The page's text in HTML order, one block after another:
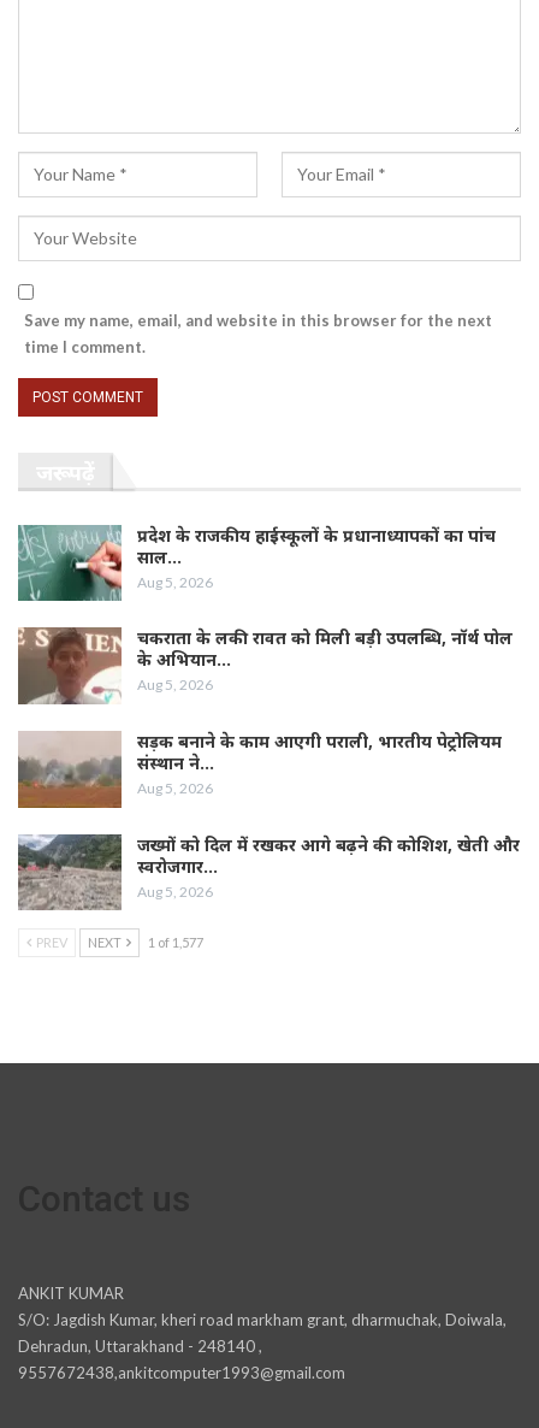
Save my name, email, and website in this browser for the next
time I comment.
प्रदेश के राजकीय हाईस्कूलों के प्रधानाध्यापकों का पांच
साल…
Aug 5, 2026
चकराता के लकी रावत को मिली बड़ी उपलब्धि, नॉर्थ पोल
के अभियान…
Aug 5, 2026
सड़क बनाने के काम आएगी पराली, भारतीय पेट्रोलियम
संस्थान ने…
Aug 5, 2026
जख्मों को दिल में रखकर आगे बढ़ने की कोशिश, खेती और
स्वरोजगार…
Aug 5, 2026
PREV NEXT 1 of 1,577
ANKIT KUMAR
S/O: Jagdish Kumar, kheri road markham grant, dharmuchak, Doiwala,
Dehradun, Uttarakhand - 248140 ,
9557672438,ankitcomputer1993@gmail.com